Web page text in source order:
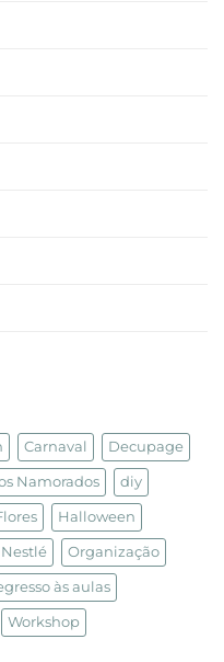
Carnaval Decupage
Namorados diy
Halloween
Nestlé Organização
às aulas
Workshop